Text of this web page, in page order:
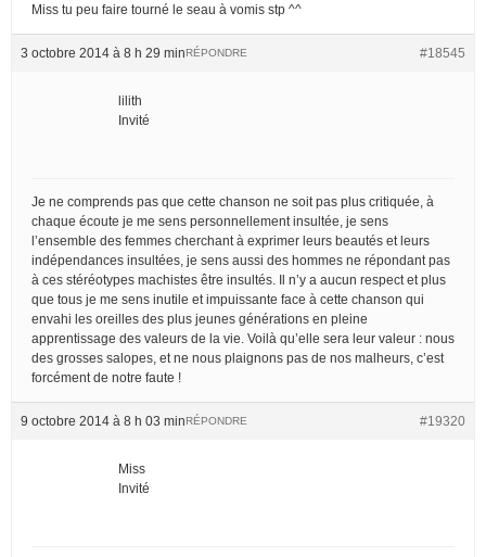
Miss tu peu faire tourné le seau à vomis stp ^^
3 octobre 2014 à 8 h 29 min #18545
RÉPONDRE
lilith
Invité
Je ne comprends pas que cette chanson ne soit pas plus critiquée, à
chaque écoute je me sens personnellement insultée, je sens
l’ensemble des femmes cherchant à exprimer leurs beautés et leurs
indépendances insultées, je sens aussi des hommes ne répondant pas
à ces stéréotypes machistes être insultés. Il n’y a aucun respect et plus
que tous je me sens inutile et impuissante face à cette chanson qui
envahi les oreilles des plus jeunes générations en pleine
apprentissage des valeurs de la vie. Voilà qu’elle sera leur valeur : nous
des grosses salopes, et ne nous plaignons pas de nos malheurs, c’est
forcément de notre faute !
9 octobre 2014 à 8 h 03 min #19320
RÉPONDRE
Miss
Invité